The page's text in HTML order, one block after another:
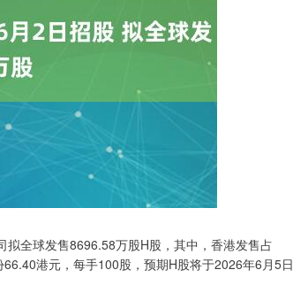
全球发售8696.58万股H股，其中，香港发售占
港元，每手100股，预期H股将于2026年6月5日
1.42% 沪深300 4694.44